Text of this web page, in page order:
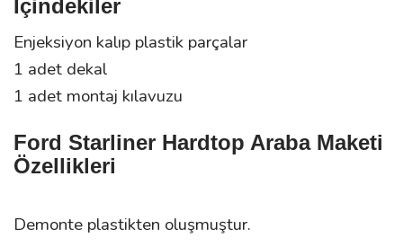
İçindekiler
Enjeksiyon kalıp plastik parçalar
1 adet dekal
1 adet montaj kılavuzu
Ford Starliner Hardtop Araba Maketi
Özellikleri
Demonte plastikten oluşmuştur.